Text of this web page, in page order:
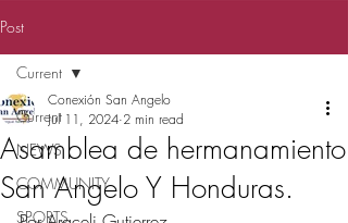
Post
Current
NEWS
COMMUNITY
SPORTS
Current
Asamblea de hermanamiento
San Angelo Y Honduras.
Conexión San Angelo
Jul 11, 2024 2 min read